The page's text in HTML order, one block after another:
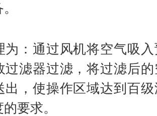
为：通过风机将空气吸
过滤器过滤，将过滤后
出，使操作区域达到百
要求。